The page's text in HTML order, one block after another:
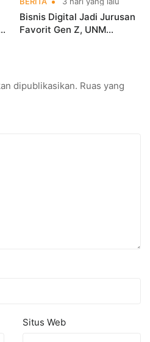
Bisnis Digital Jadi Jurusan
Favorit Gen Z, UNM
dipublikasikan. Ruas yang
Situs Web